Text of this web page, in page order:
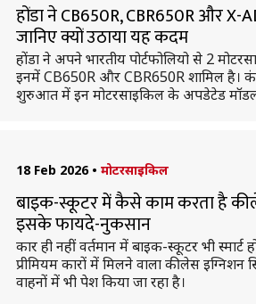
होंडा ने CB650R, CBR650R और X-
जानिए क्यों उठाया यह कदम
होंडा ने अपने भारतीय पोर्टफोलियो से 2
इनमें CB650R और CBR650R शामिल है।
शुरुआत में इन मोटरसाइकिल के अपडेटेड
18 Feb 2026 • मोटरसाइकिल
बाइक-स्कूटर में कैसे काम करता है
इसके फायदे-नुकसान
कार ही नहीं वर्तमान में बाइक-स्कूटर भी स्मार्ट
प्रीमियम कारों में मिलने वाला कीलेस इग्निशन
वाहनों में भी पेश किया जा रहा है।